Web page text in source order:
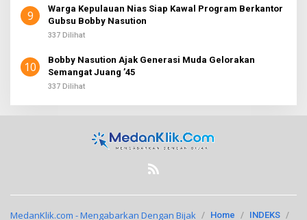
9
Warga Kepulauan Nias Siap Kawal Program Berkantor
Gubsu Bobby Nasution
337 Dilihat
10
Bobby Nasution Ajak Generasi Muda Gelorakan
Semangat Juang ’45
337 Dilihat
MedanKlik.com - Mengabarkan Dengan Bijak Home INDEKS